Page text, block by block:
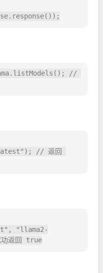
//
// 返回
"llama2-